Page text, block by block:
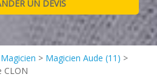
> Magicien Aude (11) >
CLON